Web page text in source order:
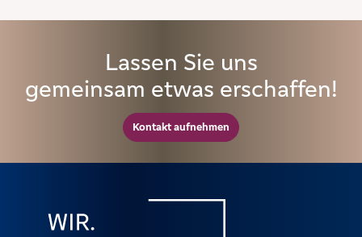
Lassen Sie uns
gemeinsam etwas erschaffen!
Kontakt aufnehmen